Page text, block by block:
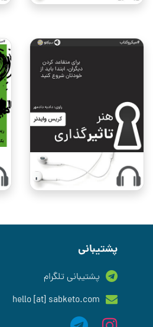
پشتیبانی
پشتیبانی تلگرام
hello [at] sabketo.com